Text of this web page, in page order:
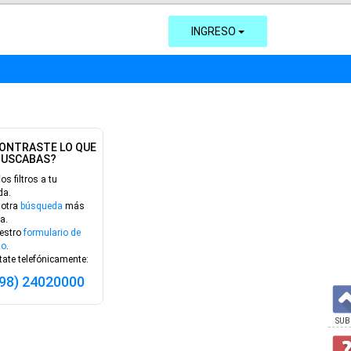
INGRESO
LO QUE
filtros a tu
búsqueda más
formulario de
telefónicamente:
24020000